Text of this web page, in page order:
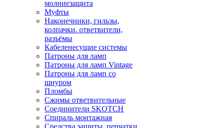
молниезащита
Муфты
Наконечники, гильзы,
колпачки. ответвители,
разъёмы
Кабеленесущие системы
Патроны для ламп
Патроны для ламп Vintage
Патроны для ламп со
шнуром
Пломбы
Сжимы ответвительные
Соединители SKOTCH
Спираль монтажная